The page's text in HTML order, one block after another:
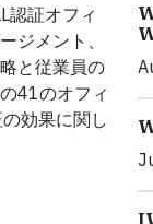
認証オフィ
ジメント、
と従業員の
41のオフィ
効果に関し